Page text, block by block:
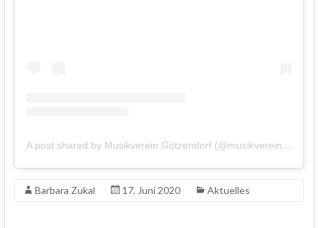
A post shared by Musikverein Götzendorf (@musikvereingoetzendorf)
Barbara Zukal 17. Juni 2020 Aktuelles